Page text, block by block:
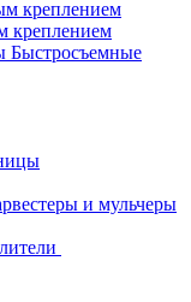
креплением
креплением
Быстросъемные
и мульчеры